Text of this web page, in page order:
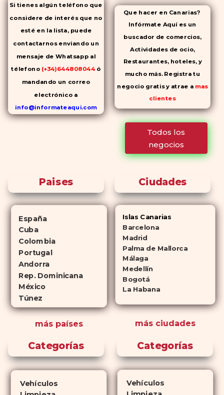
Si tienes algún teléfono que
considere de interés que no
esté en la lista, puede
contactarnos enviando un
mensaje de Whatsapp al
télefono (+34)644808044 ó
mandando un correo
electrónico a
info@informateaqui.com
Mientras que antes la
cambio de los tiempos ha
permitido la producción de
alternativas genéricas tanto a
Cialis como a
respectivamente) que se
consideran tan rentables e igual
de eficaces que su homólogo de
marca. En su mayor parte,
ambos medicamentos funcionan
de la misma manera y tienen
perfiles de efectos secundarios
diferencia? El tiempo.comprar
Cialisejerce sus efectos hasta 4
veces más tiempo que Viagra, lo
Que hacer en Canarias?
Infórmate Aquí es un
buscador de comercios,
Actividades de ocio,
Restaurantes, hoteles, y
mucho más. Registra tu
negocio gratis y atrae a mas
clientes
Todos los
negocios
Paises
España
Cuba
Colombia
Portugal
Andorra
Rep. Dominicana
México
Túnez
más países
Ciudades
Islas Canarias
Barcelona
Madrid
Palma de Mallorca
Málaga
Medellín
Bogotá
La Habana
más ciudades
Categorías
Vehículos
Categorías
Vehículos